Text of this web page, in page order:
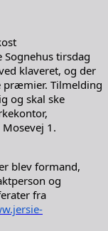
tirsdag
klaveret, og der
Tilmelding
og skal ske
1.
blev formand,
og
fra